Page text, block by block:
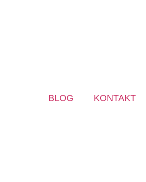
BLOG KONTAKT